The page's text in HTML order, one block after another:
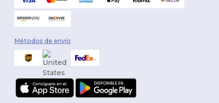
Métodos de envío